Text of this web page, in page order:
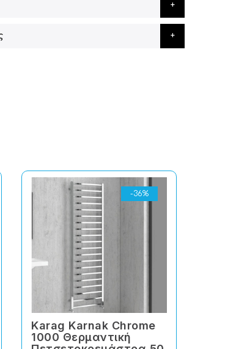
-36%
Karag Karnak Chrome
1000 Θερμαντική